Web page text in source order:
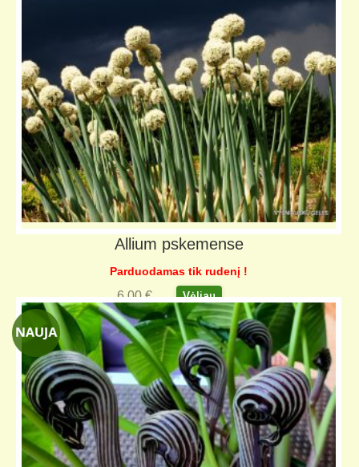
Allium pskemense
Parduodamas tik rudenį !
6,00€ Vėliau